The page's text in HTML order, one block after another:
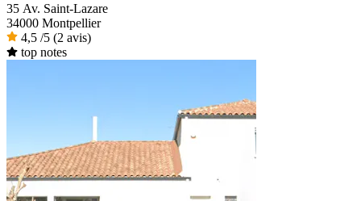
35 Av. Saint-Lazare
34000 Montpellier
4,5 /5 (2 avis)
top notes